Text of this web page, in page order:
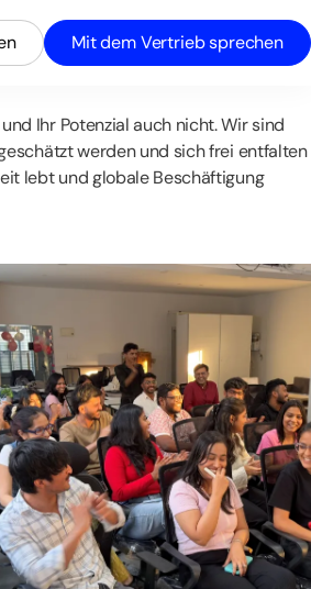
Mit dem Vertrieb sprechen
Ihr Potenzial auch nicht. Wir sind
werden und sich frei entfalten
lebt und globale Beschäftigung